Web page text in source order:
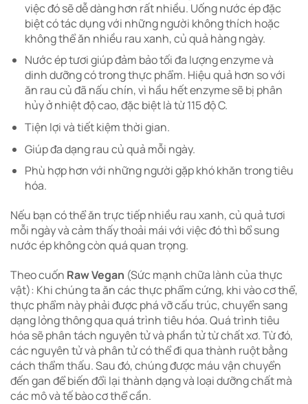
việc đó sẽ dễ dàng hơn rất nhiều. Uống nước ép đặc
biệt có tác dụng với những người không thích hoặc
không thể ăn nhiều rau xanh, củ quả hàng ngày.
Nước ép tươi giúp đảm bảo tối đa lượng enzyme và
dinh dưỡng có trong thực phẩm. Hiệu quả hơn so với
ăn rau củ đã nấu chín, vì hầu hết enzyme sẽ bị phân
hủy ở nhiệt độ cao, đặc biệt là từ 115 độ C.
Tiện lợi và tiết kiệm thời gian.
Giúp đa dạng rau củ quả mỗi ngày.
Phù hợp hơn với những người gặp khó khăn trong tiêu
hóa.
Nếu bạn có thể ăn trực tiếp nhiều rau xanh, củ quả tươi
mỗi ngày và cảm thấy thoải mái với việc đó thì bổ sung
nước ép không còn quá quan trọng.
Theo cuốn Raw Vegan (Sức mạnh chữa lành của thực
vật): Khi chúng ta ăn các thực phẩm cứng, khi vào cơ thể,
thực phẩm này phải được phá vỡ cấu trúc, chuyển sang
dạng lỏng thông qua quá trình tiêu hóa. Quá trình tiêu
hóa sẽ phân tách nguyên tử và phần tử từ chất xơ. Từ đó,
các nguyên tử và phân tử có thể đi qua thành ruột bằng
cách thẩm thấu. Sau đó, chúng được máu vận chuyển
đến gan để biến đổi lại thành dạng và loại dưỡng chất mà
các mô và tế bào cơ thể cần.